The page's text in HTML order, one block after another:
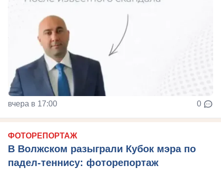
вчера в 17:00 0
ФОТОРЕПОРТАЖ
В Волжском разыграли Кубок мэра по
падел-теннису: фоторепортаж